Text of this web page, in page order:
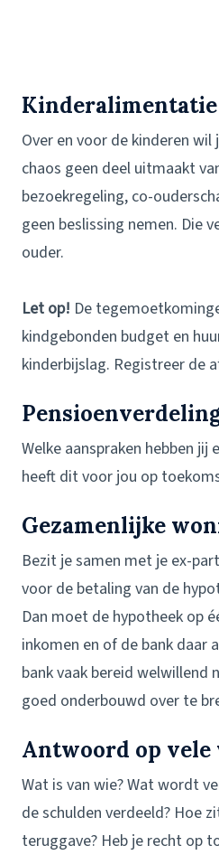
Over en voor de kinderen
chaos geen deel uitmaakt
bezoekregeling, co-
geen beslissing nemen. Die
ouder.
Let op! De
kindgebonden budget en
kinderbijslag. Registreer de
Welke aanspraken hebben jij
heeft dit voor jou op
Gezamenlijke
Bezit je samen met je ex-
voor de betaling van de
Dan moet de hypotheek op
inkomen en of de bank daar
bank vaak bereid welwillend
goed onderbouwd over te
Antwoord op vele
Wat is van wie? Wat wordt
de schulden verdeeld? Hoe
teruggave? Heb je recht op